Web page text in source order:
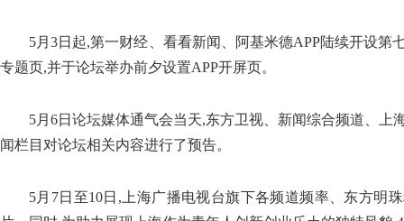
5月3日起,第一财经、看看新闻、阿基米德APP陆续开设第
专题页,并于论坛举办前夕设置APP开屏页。
5月6日论坛媒体通气会当天,东方卫视、新闻综合频道、上
闻栏目对论坛相关内容进行了预告。
5月7日至10日,上海广播电视台旗下各频道频率、东方明